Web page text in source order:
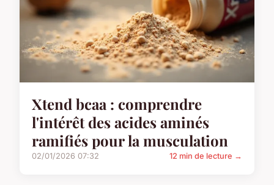
Xtend bcaa : comprendre
l'intérêt des acides aminés
ramifiés pour la musculation
02/01/2026 07:32 12 min de lecture →